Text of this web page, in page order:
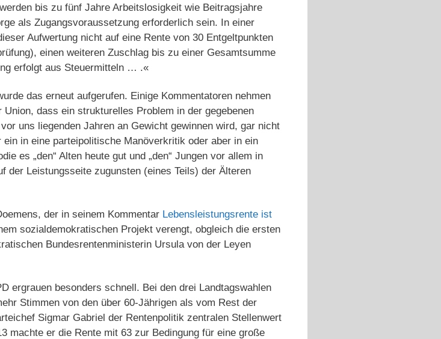
bis zu fünf Jahre Arbeitslosigkeit wie Beitragsjahre
als Zugangsvoraussetzung erforderlich sein. In einer
Aufwertung nicht auf eine Rente von 30 Entgeltpunkten
einen weiteren Zuschlag bis zu einer Gesamtsumme
erfolgt aus Steuermitteln … .«
das erneut aufgerufen. Einige Kommentatoren nehmen
dass ein strukturelles Problem in der gegebenen
uns liegenden Jahren an Gewicht gewinnen wird, gar nicht
in eine parteipolitische Manöverkritik oder aber in ein
es „den“ Alten heute gut und „den“ Jungen vor allem in
der Leistungsseite zugunsten (eines Teils) der Älteren
der in seinem Kommentar Lebensleistungsrente ist
sozialdemokratischen Projekt verengt, obgleich die ersten
Bundesrentenministerin Ursula von der Leyen
ergrauen besonders schnell. Bei den drei Landtagswahlen
Stimmen von den über 60-Jährigen als vom Rest der
Sigmar Gabriel der Rentenpolitik zentralen Stellenwert
machte er die Rente mit 63 zur Bedingung für eine große